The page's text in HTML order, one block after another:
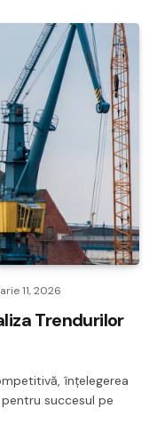
11, 2026
Trendurilor
înțelegerea
succesul pe